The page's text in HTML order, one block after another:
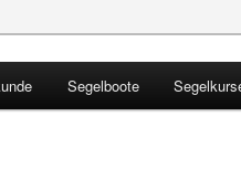
Segelboote